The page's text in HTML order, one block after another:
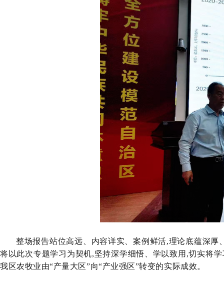
整场报告站位高远、 内容详实 、案例 鲜活,理论底蕴深厚
将 以此次专题学习为契机,坚持深学细悟、学以致用,切实将
我区农牧业由“产量大区”向“产业强区”转变的实际成效。